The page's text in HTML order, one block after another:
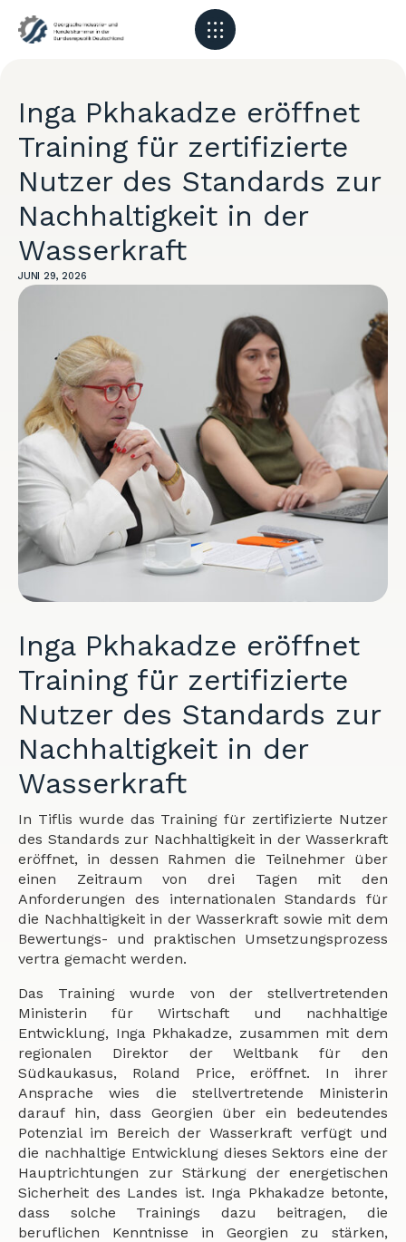
Inga Pkhakadze eröffnet
Training für zertifizierte
Nutzer des Standards zur
Nachhaltigkeit in der
Wasserkraft
JUNI 29, 2026
Inga Pkhakadze eröffnet
Training für zertifizierte
Nutzer des Standards zur
Nachhaltigkeit in der
Wasserkraft
In Tiflis wurde das Training für zertifizierte Nutzer
des Standards zur Nachhaltigkeit in der Wasserkraft
eröffnet, in dessen Rahmen die Teilnehmer über
einen Zeitraum von drei Tagen mit den
Anforderungen des internationalen Standards für
die Nachhaltigkeit in der Wasserkraft sowie mit dem
Bewertungs- und praktischen Umsetzungsprozess
vertra gemacht werden.
Das Training wurde von der stellvertretenden
Ministerin für Wirtschaft und nachhaltige
Entwicklung, Inga Pkhakadze, zusammen mit dem
regionalen Direktor der Weltbank für den
Südkaukasus, Roland Price, eröffnet. In ihrer
Ansprache wies die stellvertretende Ministerin
darauf hin, dass Georgien über ein bedeutendes
Potenzial im Bereich der Wasserkraft verfügt und
die nachhaltige Entwicklung dieses Sektors eine der
Hauptrichtungen zur Stärkung der energetischen
Sicherheit des Landes ist. Inga Pkhakadze betonte,
dass solche Trainings dazu beitragen, die
beruflichen Kenntnisse in Georgien zu stärken,